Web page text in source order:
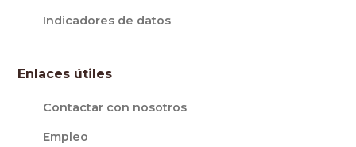
Indicadores de datos
Enlaces útiles
Contactar con nosotros
Empleo